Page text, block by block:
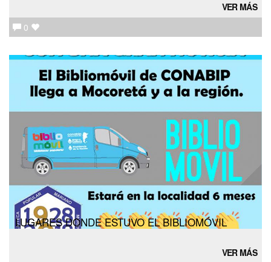
VER MÁS
0
LUGARES DONDE ESTUVO EL BIBLIOMÓVIL
VER MÁS